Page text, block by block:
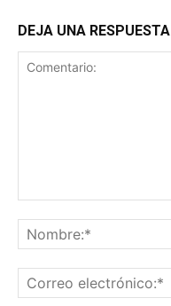
DEJA UNA RESPUESTA